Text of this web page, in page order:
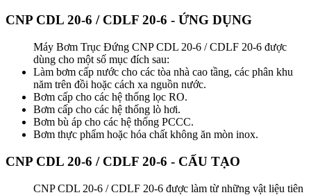
CNP CDL 20-6 / CDLF 20-6 - ỨNG DỤNG
Máy Bơm Trục Đứng CNP CDL 20-6 / CDLF 20-6 được
dùng cho một số mục đích sau:
Làm bơm cấp nước cho các tòa nhà cao tầng, các phân khu
năm trên đồi hoặc cách xa nguồn nước.
Bơm cấp cho các hệ thống lọc RO.
Bơm cấp cho các hệ thống lò hơi.
Bơm bù áp cho các hệ thống PCCC.
Bơm thực phẩm hoặc hóa chất không ăn mòn inox.
CNP CDL 20-6 / CDLF 20-6 - CẤU TẠO
CNP CDL 20-6 / CDLF 20-6 được làm từ những vật liệu tiên